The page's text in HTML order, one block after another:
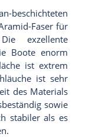
beschichteten
Faser für
exzellente
Boote enorm
ist extrem
ist sehr
des Materials
sowie
stabiler als es